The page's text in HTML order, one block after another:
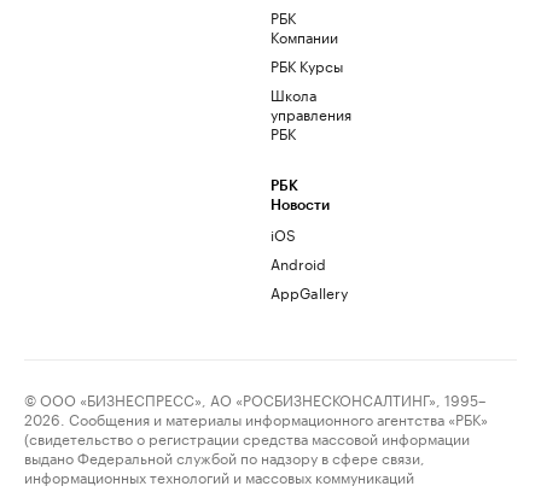
РБК
Компании
РБК Курсы
Школа
управления
РБК
РБК
Новости
iOS
Android
AppGallery
© ООО «БИЗНЕСПРЕСС», АО «РОСБИЗНЕСКОНСАЛТИНГ», 1995–
2026. Сообщения и материалы информационного агентства «РБК»
(свидетельство о регистрации средства массовой информации
выдано Федеральной службой по надзору в сфере связи,
информационных технологий и массовых коммуникаций